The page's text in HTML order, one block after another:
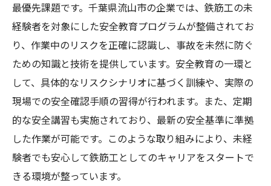
最優先課題です。千葉県流山市の企業では、鉄筋工の未
経験者を対象にした安全教育プログラムが整備されてお
り、作業中のリスクを正確に認識し、事故を未然に防ぐ
ための知識と技術を提供しています。安全教育の一環と
して、具体的なリスクシナリオに基づく訓練や、実際の
現場での安全確認手順の習得が行われます。また、定期
的な安全講習も実施されており、最新の安全基準に準拠
した作業が可能です。このような取り組みにより、未経
験者でも安心して鉄筋工としてのキャリアをスタートで
きる環境が整っています。